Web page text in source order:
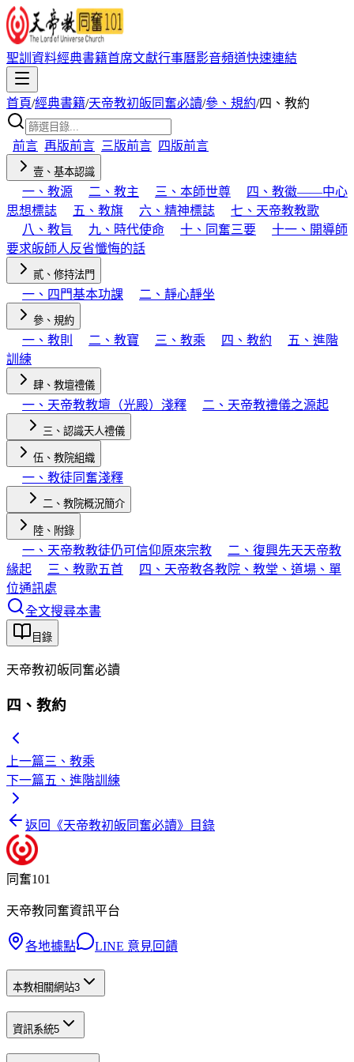
聖訓資料經典書籍首席文獻行事曆影音頻道快速連結
首頁/經典書籍/天帝教初皈同奮必讀/參、規約/四、教約
前言 再版前言 三版前言 四版前言
壹、基本認識
一、教源 二、教主 三、本師世尊
四、教徽——中心
思想標誌
五、教旗 六、精神標誌
七、天帝教教歌
八、教旨
九、時代使命 十、同奮三要
十一、開導師
要求皈師人反省懺悔的話
貳、修持法門
一、四門基本功課 二、靜心靜坐
參、規約
一、教則 二、教寶 三、教乘 四、教約
五、進階
訓練
肆、教壇禮儀
一、天帝教教壇（光殿）淺釋 二、天帝教禮儀之源起
三、認識天人禮儀
伍、教院組織
一、教徒同奮淺釋
二、教院概況簡介
陸、附錄
一、天帝教教徒仍可信仰原來宗教
二、復興先天天帝教
緣起
三、教歌五首
四、天帝教各教院、教堂、道場、單
位通訊處
全文搜尋本書
目錄
天帝教初皈同奮必讀
四、教約
上一篇三、教乘
下一篇五、進階訓練
返回《天帝教初皈同奮必讀》目錄
同奮101
天帝教同奮資訊平台
各地據點 LINE 意見回饋
本教相關網站3
資訊系統5